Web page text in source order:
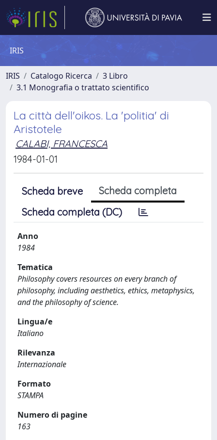
IRIS
IRIS Catalogo Ricerca
3 Libro
3.1 Monografia o trattato scientifico
La città dell'oikos. La 'politia' di
Aristotele
CALABI, FRANCESCA
1984-01-01
Scheda breve
Scheda completa
Scheda completa (DC)
Anno
1984
Tematica
Philosophy covers resources on every branch of
philosophy, including aesthetics, ethics, metaphysics,
and the philosophy of science.
Lingua/e
Italiano
Rilevanza
Internazionale
Formato
STAMPA
Numero di pagine
163